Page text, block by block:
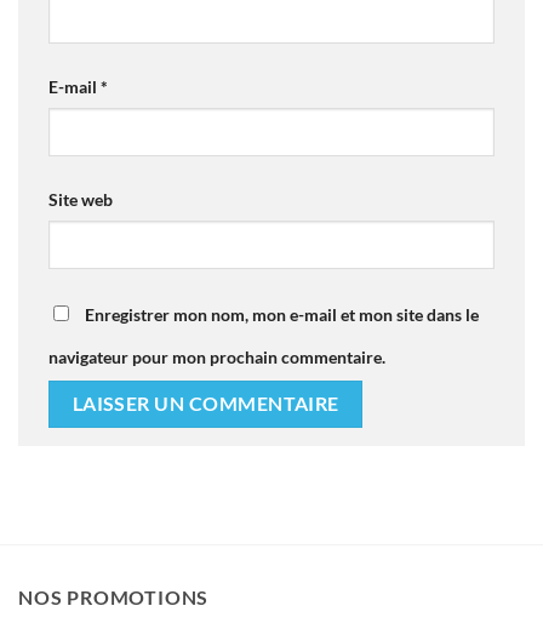
E-mail *
Site web
Enregistrer mon nom, mon e-mail et mon site dans le
navigateur pour mon prochain commentaire.
NOS PROMOTIONS